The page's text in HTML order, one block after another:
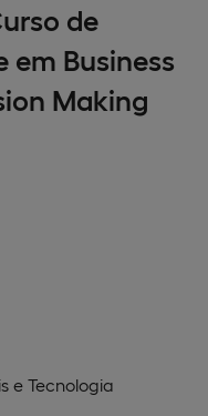
de
em Business
Making
e Tecnologia